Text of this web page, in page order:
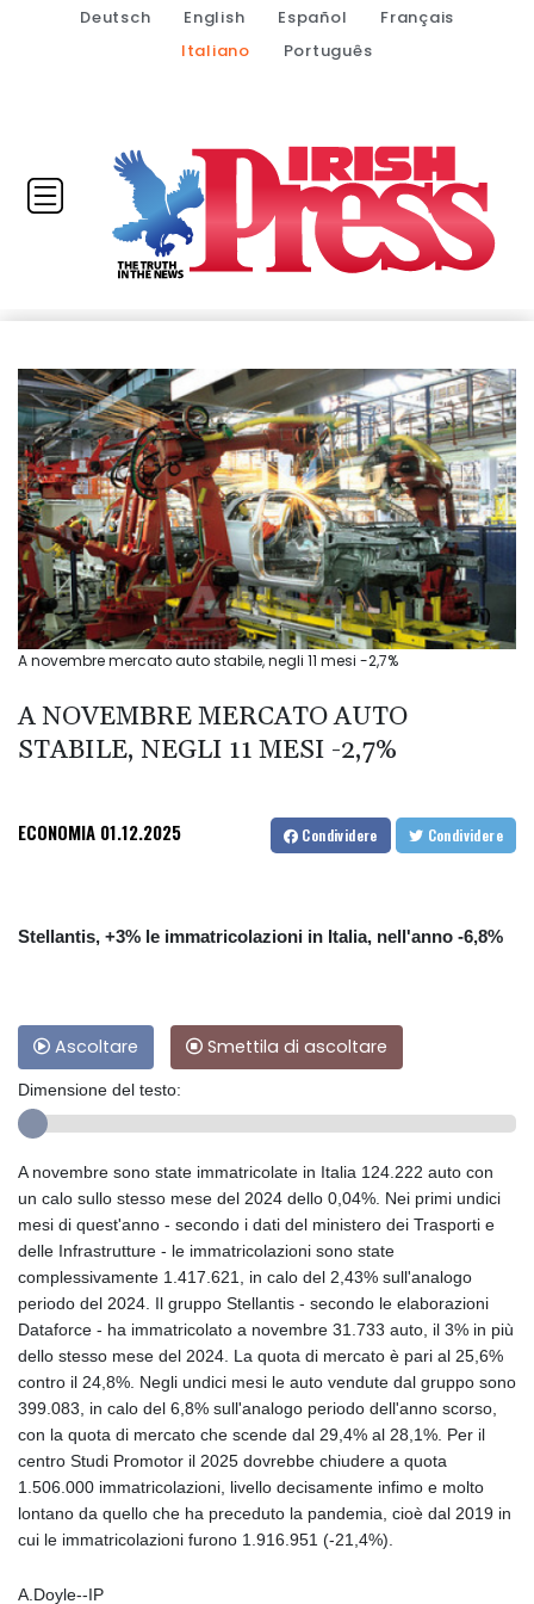
Deutsch English Español
Français
Italiano
Português
A novembre mercato auto stabile, negli 11 mesi -2,7%
A NOVEMBRE MERCATO AUTO
STABILE, NEGLI 11 MESI -2,7%
ECONOMIA 01.12.2025 Condividere Condividere
Stellantis, +3% le immatricolazioni in Italia, nell'anno -6,8%
Ascoltare Smettila di ascoltare
Dimensione del testo:
A novembre sono state immatricolate in Italia 124.222 auto con
un calo sullo stesso mese del 2024 dello 0,04%. Nei primi undici
mesi di quest'anno - secondo i dati del ministero dei Trasporti e
delle Infrastrutture - le immatricolazioni sono state
complessivamente 1.417.621, in calo del 2,43% sull'analogo
periodo del 2024. Il gruppo Stellantis - secondo le elaborazioni
Dataforce - ha immatricolato a novembre 31.733 auto, il 3% in più
dello stesso mese del 2024. La quota di mercato è pari al 25,6%
contro il 24,8%. Negli undici mesi le auto vendute dal gruppo sono
399.083, in calo del 6,8% sull'analogo periodo dell'anno scorso,
con la quota di mercato che scende dal 29,4% al 28,1%. Per il
centro Studi Promotor il 2025 dovrebbe chiudere a quota
1.506.000 immatricolazioni, livello decisamente infimo e molto
lontano da quello che ha preceduto la pandemia, cioè dal 2019 in
cui le immatricolazioni furono 1.916.951 (-21,4%).
A.Doyle--IP